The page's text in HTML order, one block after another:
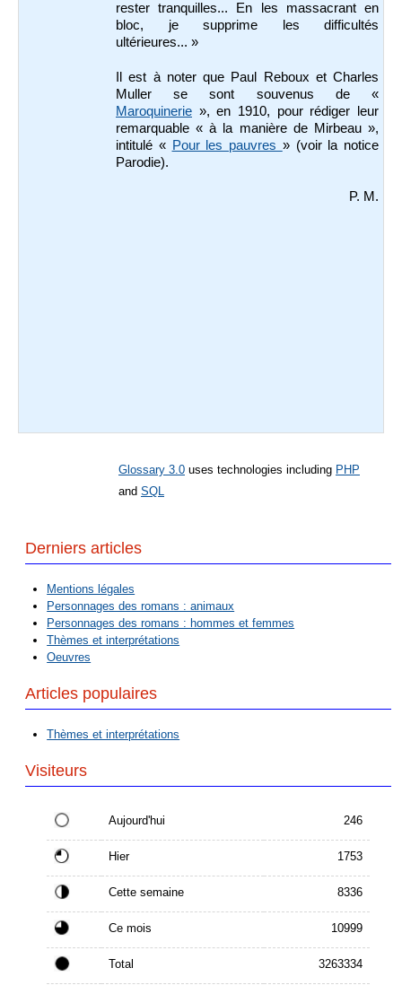
rester tranquilles... En les massacrant en
bloc, je supprime les difficultés
ultérieures... »
Il est à noter que Paul Reboux et Charles
Muller se sont souvenus de «
Maroquinerie », en 1910, pour rédiger leur
remarquable « à la manière de Mirbeau »,
intitulé « Pour les pauvres » (voir la notice
Parodie).
P. M.
Glossary 3.0 uses technologies including PHP
and SQL
Derniers articles
Mentions légales
Personnages des romans : animaux
Personnages des romans : hommes et femmes
Thèmes et interprétations
Oeuvres
Articles populaires
Thèmes et interprétations
Visiteurs
Aujourd'hui 246
Hier 1753
Cette semaine 8336
Ce mois 10999
Total 3263334